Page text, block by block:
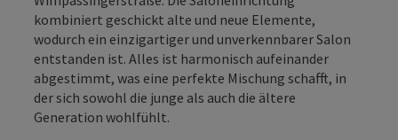
kombiniert geschickt alte und neue Elemente,
wodurch ein einzigartiger und unverkennbarer Salon
entstanden ist. Alles ist harmonisch aufeinander
abgestimmt, was eine perfekte Mischung schafft, in
der sich sowohl die junge als auch die ältere
Generation wohlfühlt.